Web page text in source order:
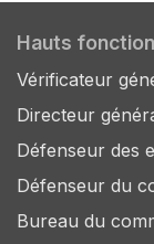
Hauts
Vérificateur
Directeur
Défenseur des
Défenseur du
Bureau du